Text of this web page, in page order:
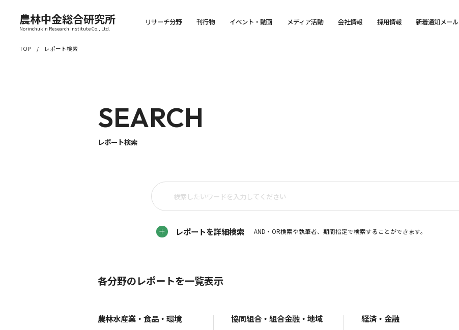
農林中金総合研究所
Norinchukin Research Institute Co., Ltd.
リサーチ分野 刊行物 イベント・動画 メディア活動 会社情報 採用情報 新着通知メール
TOP レポート検索
SEARCH
レポート検索
レポートを詳細検索 AND・OR検索や執筆者、期間指定で検索することができます。
各分野のレポートを一覧表示
農林水産業・食品・環境 協同組合・組合金融・地域 経済・金融